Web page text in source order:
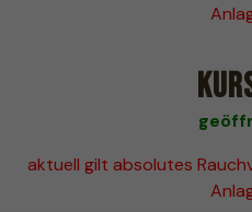
aktuell gilt absolutes